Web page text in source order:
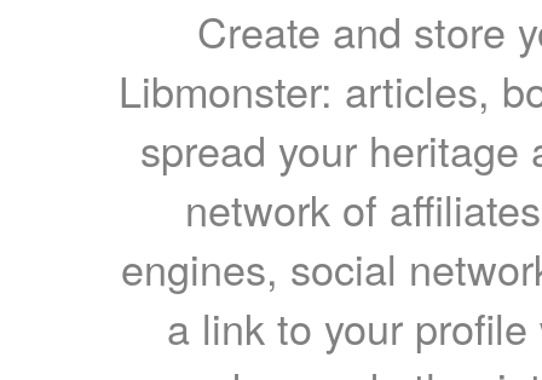
Create and store
Libmonster: articles,
spread your heritage
network of
engines, social
a link to your